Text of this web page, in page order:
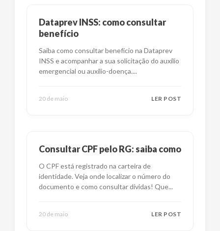
Dataprev INSS: como consultar
benefício
Saiba como consultar benefício na Dataprev
INSS e acompanhar a sua solicitação do auxílio
emergencial ou auxílio-doença....
20 de maio LER POST
Consultar CPF pelo RG: saiba como
O CPF está registrado na carteira de
identidade. Veja onde localizar o número do
documento e como consultar dívidas! Que...
20 de maio LER POST